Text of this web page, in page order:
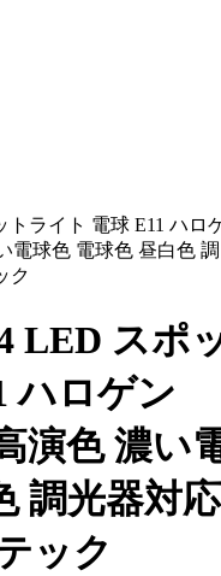
トライト 電球 E11 ハロ
電球色 電球色 昼白色 調
ク
LED スポ
ハロゲン
演色 濃い
調光器対応
ック